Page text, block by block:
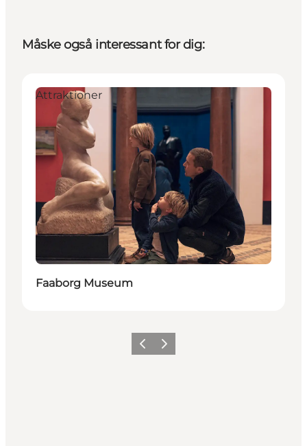
Måske også interessant for dig:
Attraktioner
Faaborg Museum
Forrige billede
Næste billede